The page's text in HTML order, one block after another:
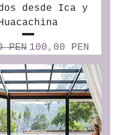
desde Ica y
Huacachina
PEN Precio de oferta
100,00 PEN